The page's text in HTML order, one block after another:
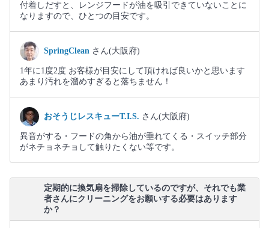
付着しだすと、レンジフードが油を吸引できていないことに
なりますので、ひとつの目安です。
SpringClean さん(大阪府)
1年に1度2度 お客様が目安にして頂ければ良いかと思います
あまり汚れを溜めすぎると落ちません！
おそうじレスキューT.I.S. さん(大阪府)
異音がする・フードの角から油が垂れてくる・スイッチ部分
がネチョネチョして触りたくない等です。
定期的に換気扇を掃除しているのですが、それでも業
者さんにクリーニングをお願いする必要はあります
か？